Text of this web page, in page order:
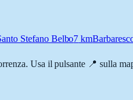
Stefano Belbo7 km
Usa il pulsante 📍 sulla